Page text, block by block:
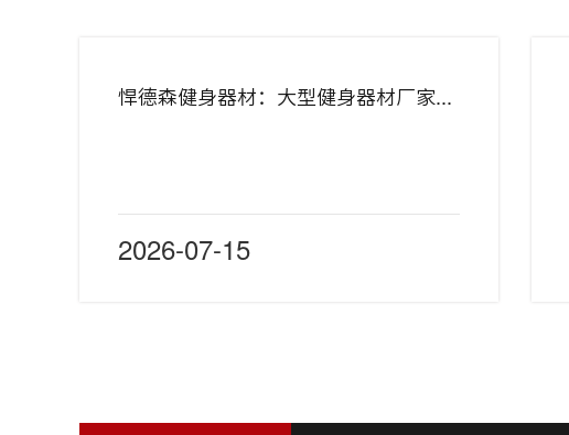
2026-07-15